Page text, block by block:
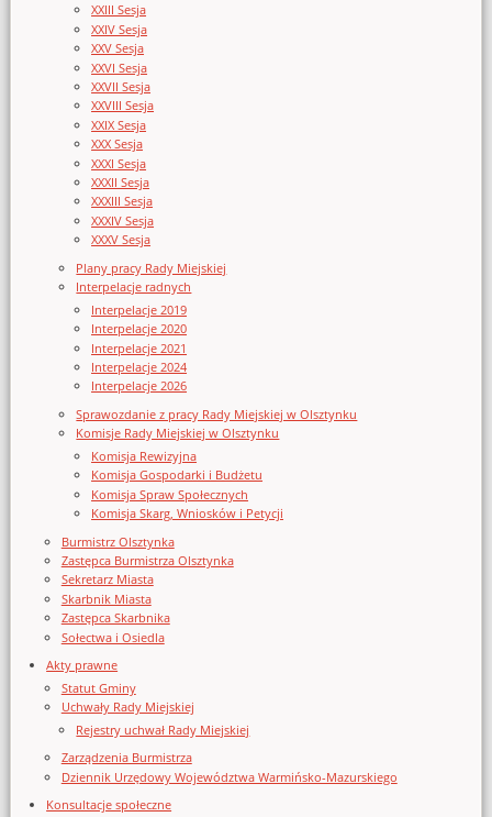
XXIII Sesja
XXIV Sesja
XXV Sesja
XXVI Sesja
XXVII Sesja
XXVIII Sesja
XXIX Sesja
XXX Sesja
XXXI Sesja
XXXII Sesja
XXXIII Sesja
XXXIV Sesja
XXXV Sesja
Plany pracy Rady Miejskiej
Interpelacje radnych
Interpelacje 2019
Interpelacje 2020
Interpelacje 2021
Interpelacje 2024
Interpelacje 2026
Sprawozdanie z pracy Rady Miejskiej w Olsztynku
Komisje Rady Miejskiej w Olsztynku
Komisja Rewizyjna
Komisja Gospodarki i Budżetu
Komisja Spraw Społecznych
Komisja Skarg, Wniosków i Petycji
Burmistrz Olsztynka
Zastępca Burmistrza Olsztynka
Sekretarz Miasta
Skarbnik Miasta
Zastępca Skarbnika
Sołectwa i Osiedla
Akty prawne
Statut Gminy
Uchwały Rady Miejskiej
Rejestry uchwał Rady Miejskiej
Zarządzenia Burmistrza
Dziennik Urzędowy Województwa Warmińsko-Mazurskiego
Konsultacje społeczne